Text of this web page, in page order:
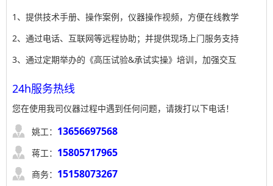
1、提供技术手册、操作案例，仪器操作视频，方便在线教学
2、通过电话、互联网等远程协助；并提供现场上门服务支持
3、通过定期举办的《高压试验&承试实操》培训，加强交互
24h服务热线
您在使用我司仪器过程中遇到任何问题，请拨打以下电话！
 姚工： 13656697568

蒋工： 15805717965

商务： 15158073267